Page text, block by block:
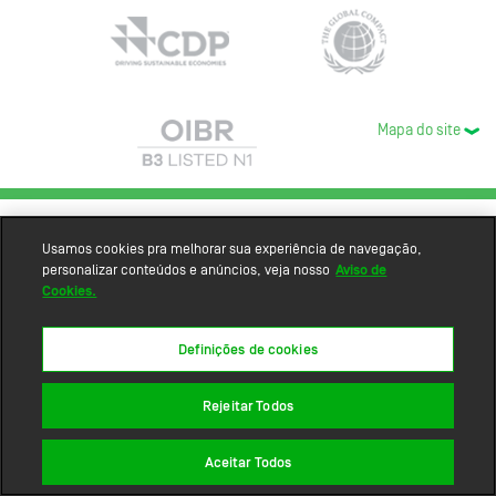
Mapa do site
Usamos cookies pra melhorar sua experiência de navegação,
personalizar conteúdos e anúncios, veja nosso Aviso de
Cookies.
Definições de cookies
Rejeitar Todos
Aceitar Todos